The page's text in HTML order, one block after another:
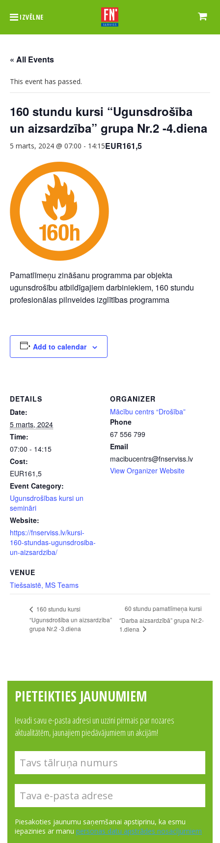
IZVĒLNE
« All Events
This event has passed.
160 stundu kursi “Ugunsdrošība
un aizsardzība” grupa Nr.2 -4.diena
5 marts, 2024 @ 07:00 - 14:15EUR161,5
Pamatlīmeņu zināšanu programma par objekta
ugunsdrošību atbildīgajiem darbiniekiem, 160 stundu
profesionālas pilnveides izglītības programma
Add to calendar
DETAILS
Date:
5 marts, 2024
Time:
07:00 - 14:15
Cost:
EUR161,5
Event Category:
Ugunsdrošības kursi un
semināri
Website:
https://fnserviss.lv/kursi-
160-stundas-ugunsdrosiba-
un-aizsardziba/
VENUE
Tiešsaistē, MS Teams
ORGANIZER
Mācību centrs “Drošība”
Phone
67 556 799
Email
macibucentrs@fnserviss.lv
View Organizer Website
160 stundu kursi
“Ugunsdrošība un aizsardzība”
grupa Nr.2 -3.diena
60 stundu pamatlīmeņa kursi
“Darba aizsardzībā” grupa Nr.2-
1.diena
PIETEIKTIES JAUNUMIEM
Ievadi savu e-pasta adresi un uzzini pirmais par nozares
aktualitātēm, jaunajiem piedāvājumiem un akcijām!
Piesakoties jaunumu saņemšanai apstiprinu, ka esmu
iepazinies ar manu personas datu apstrādes nosacījumiem